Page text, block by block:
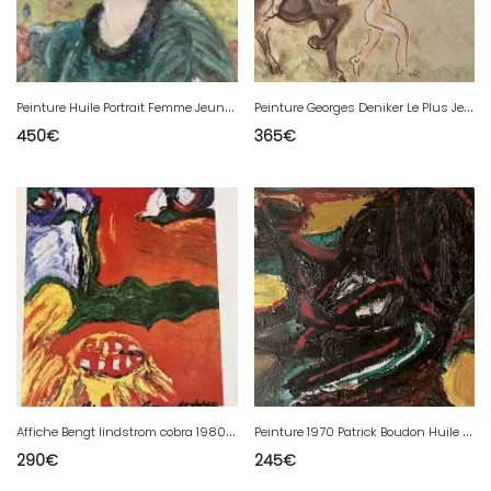
P
einture Huile Portrait Femme Jeune Fille Début Marcelle Paul AUBÉ
450€
P
einture Georges Deniker Le Plus Jeune Cubiste Français Art Cubisme 1930
365€
A
ffiche Bengt lindstrom cobra 1980 Signée Original A La Main Peinture Art
290€
P
einture 1970 Patrick Boudon Huile Sur Toile Expressioniste Dpg Cobra
245€